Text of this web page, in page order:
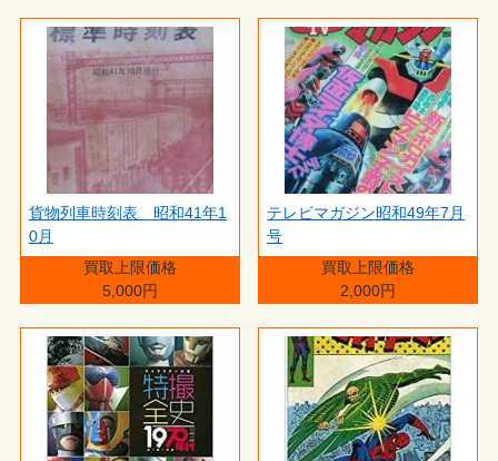
貨物列車時刻表 昭和41年1
0月
買取上限価格
5,000円
テレビマガジン昭和49年7月
号
買取上限価格
2,000円